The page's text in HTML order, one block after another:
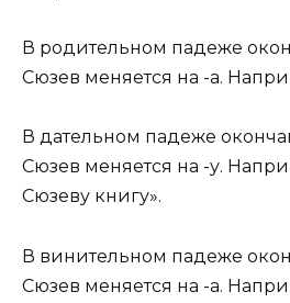
В родительном падеже
Сюзев меняется на -а.
В дательном падеже
Сюзев меняется на -у.
Сюзеву книгу».
В винительном падеже
Сюзев меняется на -а.